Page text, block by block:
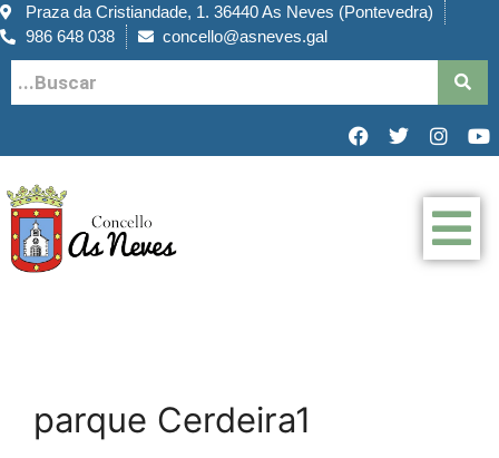
Praza da Cristiandade, 1. 36440 As Neves (Pontevedra)
986 648 038
concello@asneves.gal
parque Cerdeira1